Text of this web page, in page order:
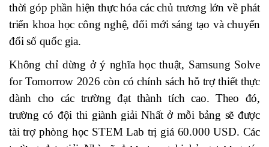
thời góp phần hiện thực hóa các chủ trương lớn về phát
triển khoa học công nghệ, đổi mới sáng tạo và chuyển
đổi số quốc gia.
Không chỉ dừng ở ý nghĩa học thuật, Samsung Solve
for Tomorrow 2026 còn có chính sách hỗ trợ thiết thực
dành cho các trường đạt thành tích cao. Theo đó,
trường có đội thi giành giải Nhất ở mỗi bảng sẽ được
tài trợ phòng học STEM Lab trị giá 60.000 USD. Các